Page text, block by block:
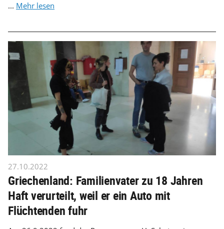
... Mehr lesen
27.10.2022
Griechenland: Familienvater zu 18 Jahren
Haft verurteilt, weil er ein Auto mit
Flüchtenden fuhr